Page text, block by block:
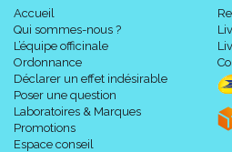
XL
Si vous commandez, n' oubliez pas
Votre TAILLE ou votre POINTURE.
OU
le code ACL / EAN correspondant.
Accueil
Qui sommes-nous ?
L’équipe officinale
Ordonnance
Déclarer un effet indésirable
Poser une question
Laboratoires & Marques
Promotions
Espace conseil